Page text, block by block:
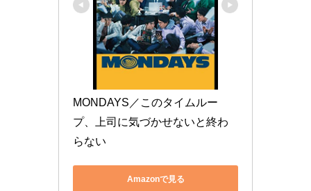
MONDAYS／このタイムルー
プ、上司に気づかせないと終わ
らない
Amazonで見る